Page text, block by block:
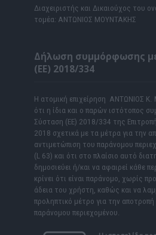
Διαχειριστής και Δικαιούχος του
τομέα: ΑΝΤΩΝΙΟΣ ΜΟΥΝΤΑΚΗΣ
Δήλωση συμμόρφωσης
(ΕΕ) 2018/334
Η ατομική επιχείρηση ΑΝΤΩΝΙΟΣ
ότι η ίδια και ο παρών ιστότοπος
Σύσταση (ΕΕ) 2018/334 της
2018 σχετικά με τα μέτρα για την
αντιμετώπιση του παράνομου
(L 63) και ότι στο πλαίσιο αυτό
δημοσιεύει ή/και να αφαιρεί κάθε
κρίνει ότι είναι παράνομο, χωρίς
άδεια του χρήστη, καθώς και να
προληπτικό μέτρο για την
παράνομου περιεχομένου.